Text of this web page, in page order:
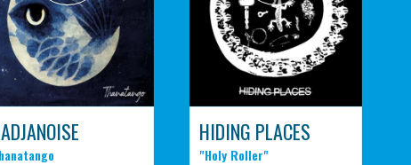
HIDING PLACES
"Holy Roller"